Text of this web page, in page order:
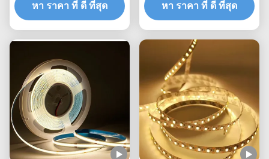
Leds Waterproof IP68
หา ราคา ที่ ดี ที่สุด
ในร่ม
หา ราคา ที่ ดี ที่สุด